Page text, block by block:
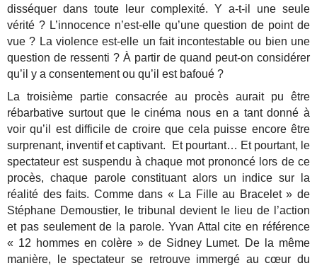
disséquer dans toute leur complexité. Y a-t-il une seule
vérité ? L’innocence n’est-elle qu’une question de point de
vue ? La violence est-elle un fait incontestable ou bien une
question de ressenti ? À partir de quand peut-on considérer
qu’il y a consentement ou qu’il est bafoué ?
La troisième partie consacrée au procès aurait pu être
rébarbative surtout que le cinéma nous en a tant donné à
voir qu’il est difficile de croire que cela puisse encore être
surprenant, inventif et captivant. Et pourtant… Et pourtant, le
spectateur est suspendu à chaque mot prononcé lors de ce
procès, chaque parole constituant alors un indice sur la
réalité des faits. Comme dans « La Fille au Bracelet » de
Stéphane Demoustier, le tribunal devient le lieu de l’action
et pas seulement de la parole. Yvan Attal cite en référence
« 12 hommes en colère » de Sidney Lumet. De la même
manière, le spectateur se retrouve immergé au cœur du